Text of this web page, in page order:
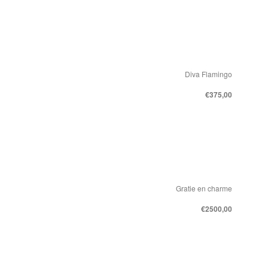
Diva Flamingo
€375,00
Gratie en charme
€2500,00